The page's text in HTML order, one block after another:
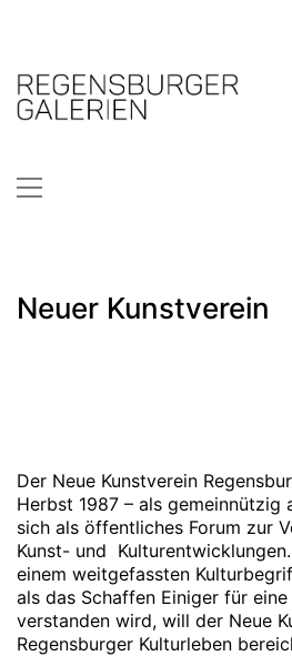
Neuer Kunstverein
Der Neue Kunstverein
Herbst 1987 – als gemeinnützig
sich als öffentliches Forum zur
Kunst- und
einem weitgefassten
als das Schaffen Einiger für
verstanden wird, will der Neue
Regensburger Kulturleben